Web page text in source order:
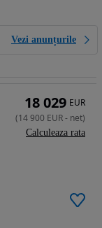
Vezi anunțurile
18 029 EUR
(14 900 EUR- net)
Calculeaza rata